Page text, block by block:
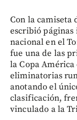
Con la camiseta
escribió
nacional en el
fue una de las
la Copa
eliminatorias
anotando el
clasificación,
vinculado a la